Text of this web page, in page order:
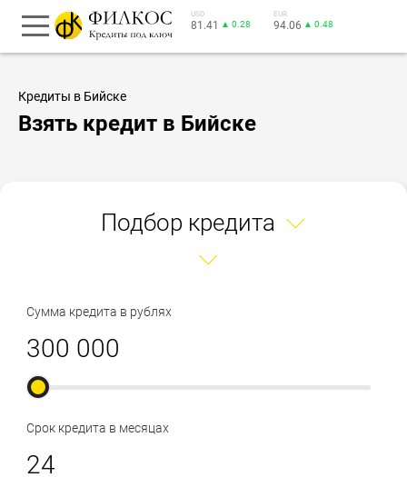
USD
81.41 ▲ 0.28
EUR
94.06 ▲ 0.48
Кредиты в Бийске
Взять кредит в Бийске
Подбор кредита
Сумма кредита в рублях
Срок кредита в месяцах